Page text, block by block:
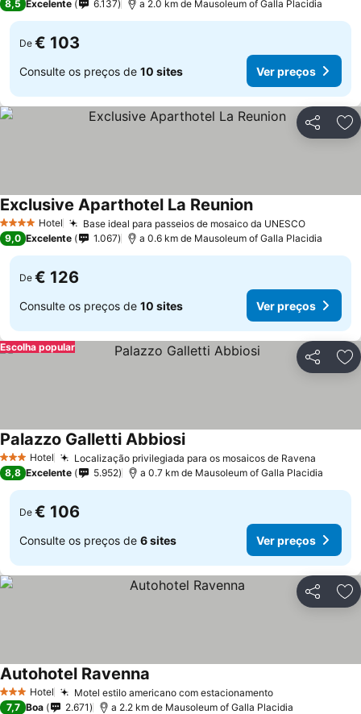
8,5 Excelente 6.137 a 2.0 km de Mausoleum of Galla Placidia
De € 103
Consulte os preços de 10 sites Ver preços
Partilhar
4 EstrelasHotel Base ideal para passeios de mosaico da UNESCO
Exclusive Aparthotel La Reunion
9,0 Excelente 1.067 a 0.6 km de Mausoleum of Galla Placidia
De € 126
Consulte os preços de 10 sites Ver preços
Partilhar
Escolha popular
3 EstrelasHotel Localização privilegiada para os mosaicos de Ravena
Palazzo Galletti Abbiosi
8,8 Excelente 5.952 a 0.7 km de Mausoleum of Galla Placidia
De € 106
Consulte os preços de 6 sites Ver preços
Partilhar
3 EstrelasHotel Motel estilo americano com estacionamento
Autohotel Ravenna
7,7 Boa 2.671 a 2.2 km de Mausoleum of Galla Placidia